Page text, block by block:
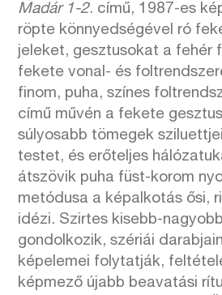
Madár 1-2. című, 1987-es
röpte könnyedségével ró
jeleket, gesztusokat a fehér
fekete vonal- és
finom, puha, színes
című művén a fekete
súlyosabb tömegek
testet, és erőteljes
átszövik puha füst-korom
metódusa a képalkotás ősi,
idézi. Szirtes kisebb-
gondolkozik, szériái
képelemei folytatják,
képmező újabb beavatási